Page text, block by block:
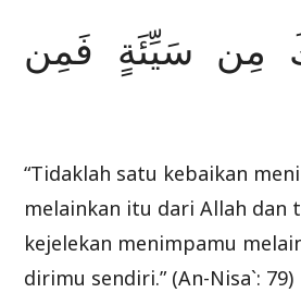
مِن سَيِّئَةٍ فَمِن
“Tidaklah satu kebaikan
melainkan itu dari Allah dan
kejelekan menimpamu
dirimu sendiri.” (An-Nisa`: 79)